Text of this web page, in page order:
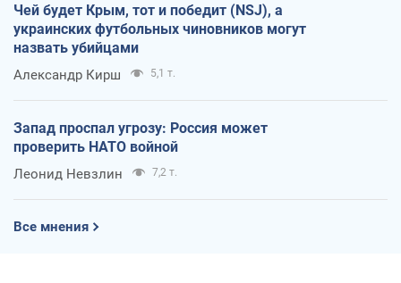
Чей будет Крым, тот и победит (NSJ), а
украинских футбольных чиновников могут
назвать убийцами
Александр Кирш 5,1 т.
Запад проспал угрозу: Россия может
проверить НАТО войной
Леонид Невзлин 7,2 т.
Все мнения